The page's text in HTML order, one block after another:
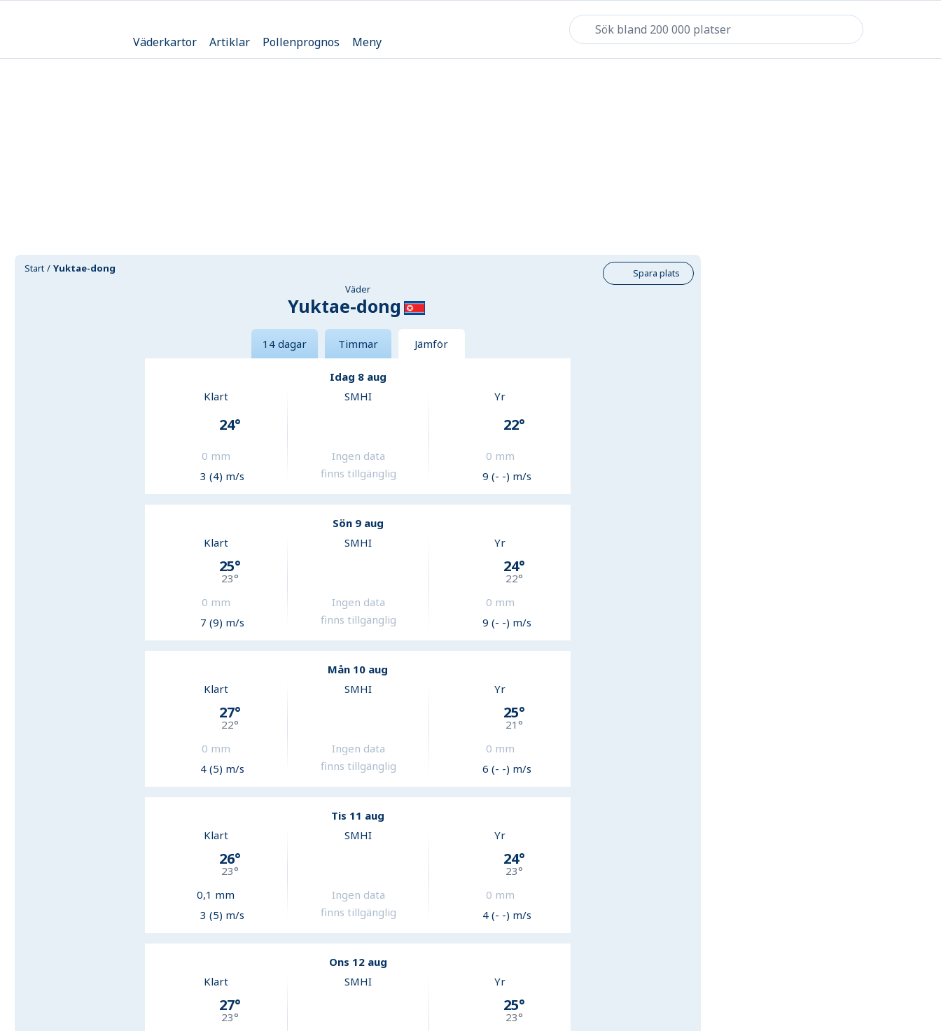
Väderkartor Artiklar Pollenprognos Meny
Start Yuktae-dong
Spara plats
Väder
Yuktae-dong
14 dagar Timmar Jämför
Idag 8 aug
Klart
24°
0 mm
3 (4) m/s
SMHI
Ingen data
finns tillgänglig
Yr
22°
0 mm
9 (- -) m/s
Sön 9 aug
Klart
25°
23°
0 mm
7 (9) m/s
SMHI
Ingen data
finns tillgänglig
Yr
24°
22°
0 mm
9 (- -) m/s
Mån 10 aug
Klart
27°
22°
0 mm
4 (5) m/s
SMHI
Ingen data
finns tillgänglig
Yr
25°
21 °
0 mm
6 (- -) m/s
Tis 11 aug
Klart
26°
23°
0,1 mm
3 (5) m/s
SMHI
Ingen data
finns tillgänglig
Yr
24°
23°
0 mm
4 (- -) m/s
Ons 12 aug
Klart
27°
23°
SMHI Yr
25°
23°